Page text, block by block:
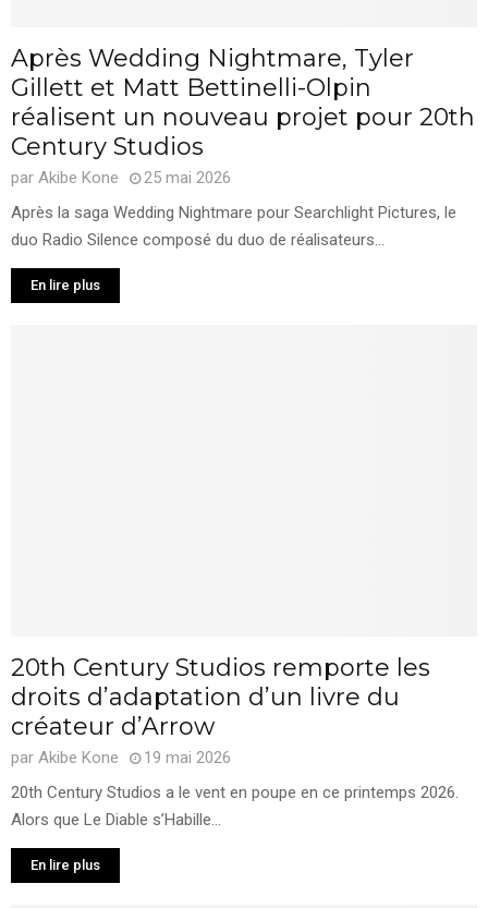
Après Wedding Nightmare, Tyler
Gillett et Matt Bettinelli-Olpin
réalisent un nouveau projet pour 20th
Century Studios
par Akibe Kone
25 mai 2026
Après la saga Wedding Nightmare pour Searchlight Pictures, le
duo Radio Silence composé du duo de réalisateurs...
En lire plus
20th Century Studios remporte les
droits d’adaptation d’un livre du
créateur d’Arrow
par Akibe Kone
19 mai 2026
20th Century Studios a le vent en poupe en ce printemps 2026.
Alors que Le Diable s’Habille...
En lire plus